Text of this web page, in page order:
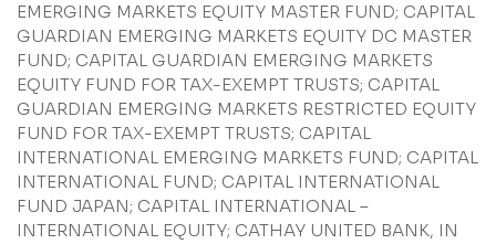
EMERGING MARKETS EQUITY MASTER FUND; CAPITAL
GUARDIAN EMERGING MARKETS EQUITY DC MASTER
FUND; CAPITAL GUARDIAN EMERGING MARKETS
EQUITY FUND FOR TAX-EXEMPT TRUSTS; CAPITAL
GUARDIAN EMERGING MARKETS RESTRICTED EQUITY
FUND FOR TAX-EXEMPT TRUSTS; CAPITAL
INTERNATIONAL EMERGING MARKETS FUND; CAPITAL
INTERNATIONAL FUND; CAPITAL INTERNATIONAL
FUND JAPAN; CAPITAL INTERNATIONAL –
INTERNATIONAL EQUITY; CATHAY UNITED BANK, IN